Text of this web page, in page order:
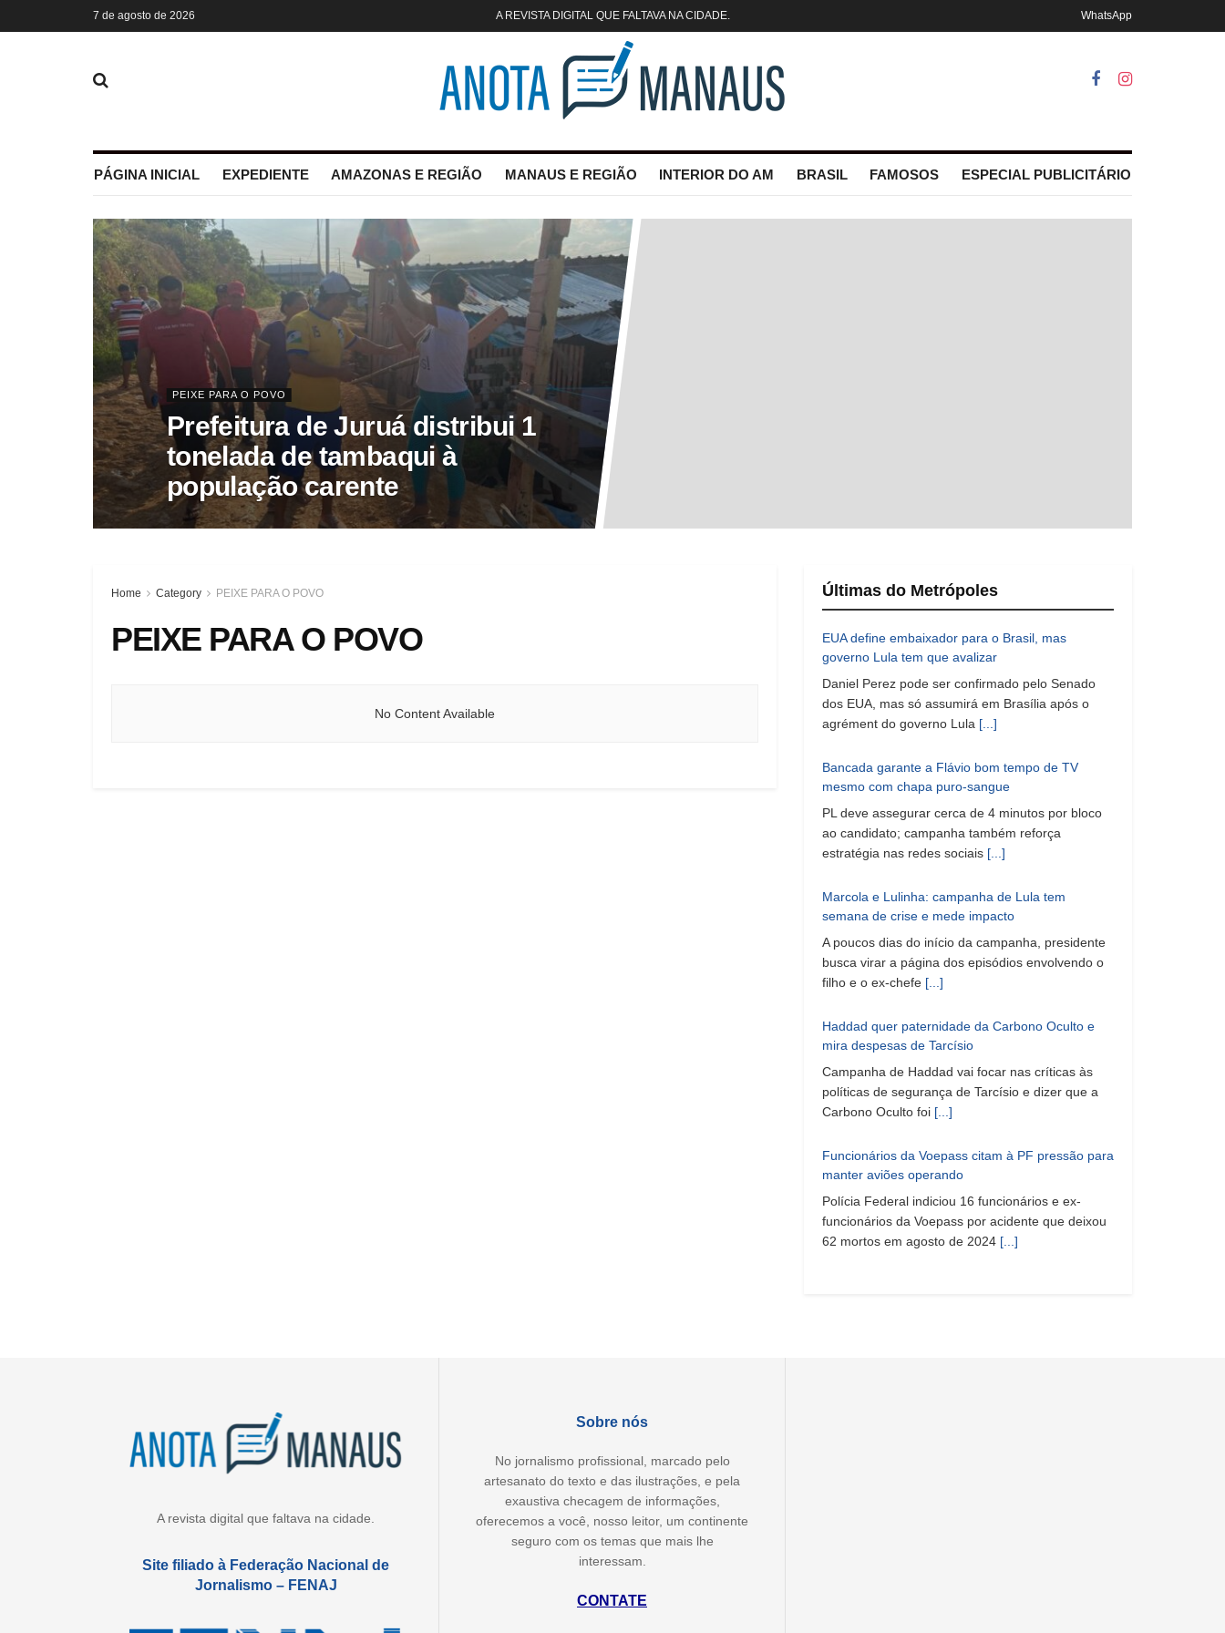
7 de agosto de 2026 A REVISTA DIGITAL QUE FALTAVA NA CIDADE. WhatsApp
PÁGINA INICIAL EXPEDIENTE AMAZONAS E REGIÃO MANAUS E REGIÃO INTERIOR DO AM BRASIL FAMOSOS ESPECIAL PUBLICITÁRIO
PEIXE PARA O POVO
Prefeitura de Juruá distribui 1
tonelada de tambaqui à
população carente
Home Category PEIXE PARA O POVO
PEIXE PARA O POVO
No Content Available
Últimas do Metrópoles
EUA define embaixador para o Brasil, mas
governo Lula tem que avalizar
Daniel Perez pode ser confirmado pelo Senado
dos EUA, mas só assumirá em Brasília após o
agrément do governo Lula [...]
Bancada garante a Flávio bom tempo de TV
mesmo com chapa puro-sangue
PL deve assegurar cerca de 4 minutos por bloco
ao candidato; campanha também reforça
estratégia nas redes sociais [...]
Marcola e Lulinha: campanha de Lula tem
semana de crise e mede impacto
A poucos dias do início da campanha, presidente
busca virar a página dos episódios envolvendo o
filho e o ex-chefe [...]
Haddad quer paternidade da Carbono Oculto e
mira despesas de Tarcísio
Campanha de Haddad vai focar nas críticas às
políticas de segurança de Tarcísio e dizer que a
Carbono Oculto foi [...]
Funcionários da Voepass citam à PF pressão para
manter aviões operando
Polícia Federal indiciou 16 funcionários e ex-
funcionários da Voepass por acidente que deixou
62 mortos em agosto de 2024 [...]
A revista digital que faltava na cidade.
Site filiado à Federação Nacional de
Jornalismo – FENAJ
Sobre nós
No jornalismo profissional, marcado pelo
artesanato do texto e das ilustrações, e pela
exaustiva checagem de informações,
oferecemos a você, nosso leitor, um continente
seguro com os temas que mais lhe
interessam.
CONTATE